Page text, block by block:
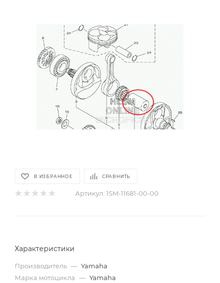
В ИЗБРАННОЕ СРАВНИТЬ
Артикул: 1SM-11681-00-00
Характеристики
Производитель — Yamaha
Марка мотоцикла — Yamaha